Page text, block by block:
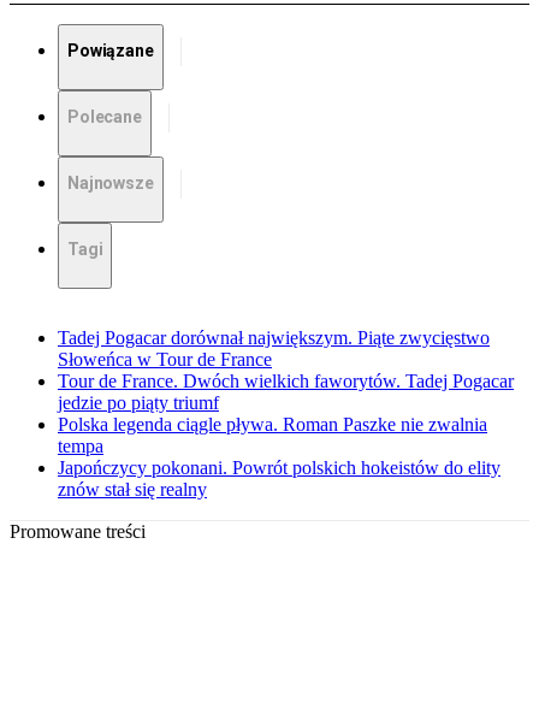
Powiązane
Polecane
Najnowsze
Tagi
Tadej Pogacar dorównał największym. Piąte zwycięstwo
Słoweńca w Tour de France
Tour de France. Dwóch wielkich faworytów. Tadej Pogacar
jedzie po piąty triumf
Polska legenda ciągle pływa. Roman Paszke nie zwalnia
tempa
Japończycy pokonani. Powrót polskich hokeistów do elity
znów stał się realny
Promowane treści